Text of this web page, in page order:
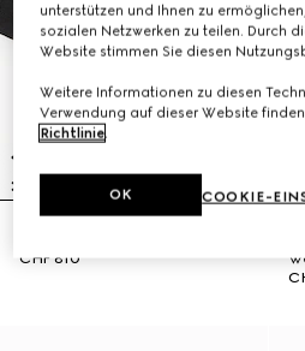
CHF 810
unterstützen und Ihnen zu
sozialen Netzwerken zu teilen. Durch
Website stimmen Sie diesen
Weitere Informationen zu diesen
Verwendung auf dieser Website
Richtlinie.
COOKIE-
OK